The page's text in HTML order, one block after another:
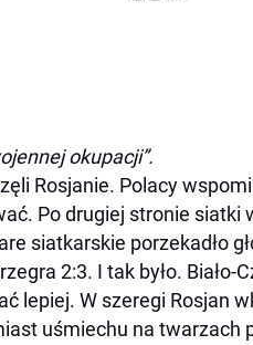
okupacji”.
Rosjanie. Polacy
Po drugiej stronie siatki
siatkarskie porzekadło
2:3. I tak było.
lepiej. W szeregi Rosjan
uśmiechu na twarzach